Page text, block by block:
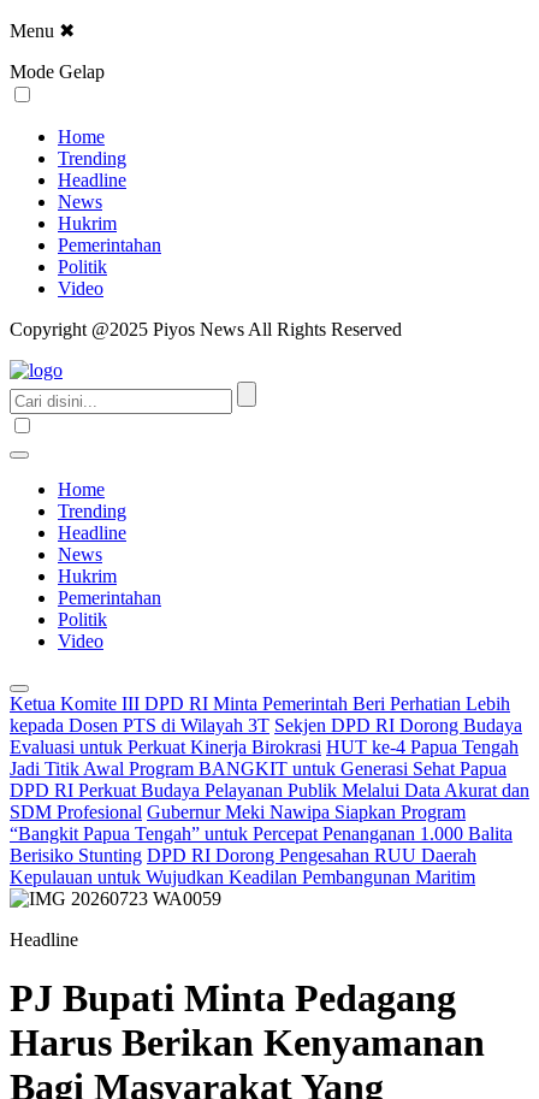
Menu ✖
Mode Gelap
Home
Trending
Headline
News
Hukrim
Pemerintahan
Politik
Video
Copyright @2025 Piyos News All Rights Reserved
Home
Trending
Headline
News
Hukrim
Pemerintahan
Politik
Video
Ketua Komite III DPD RI Minta Pemerintah Beri Perhatian Lebih
kepada Dosen PTS di Wilayah 3T Sekjen DPD RI Dorong Budaya
Evaluasi untuk Perkuat Kinerja Birokrasi HUT ke-4 Papua Tengah
Jadi Titik Awal Program BANGKIT untuk Generasi Sehat Papua
DPD RI Perkuat Budaya Pelayanan Publik Melalui Data Akurat dan
SDM Profesional Gubernur Meki Nawipa Siapkan Program
“Bangkit Papua Tengah” untuk Percepat Penanganan 1.000 Balita
Berisiko Stunting DPD RI Dorong Pengesahan RUU Daerah
Kepulauan untuk Wujudkan Keadilan Pembangunan Maritim
Headline
PJ Bupati Minta Pedagang
Harus Berikan Kenyamanan
Bagi Masyarakat Yang